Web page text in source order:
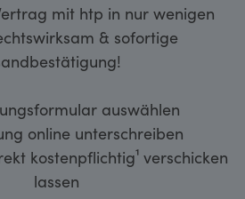
mit htp in nur wenigen
& sofortige
auswählen
online unterschreiben
kostenpflichtig¹ verschicken
lassen